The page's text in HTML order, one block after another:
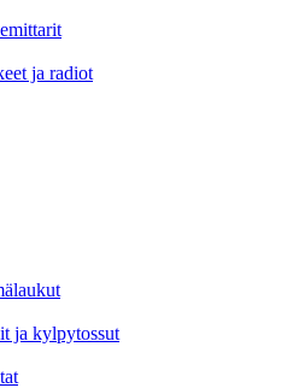
ja radiot
ja kylpytossut